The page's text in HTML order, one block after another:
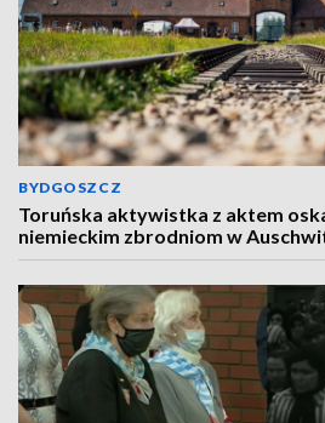
BYDGOSZCZ
Toruńska aktywistka z aktem
niemieckim zbrodniom w